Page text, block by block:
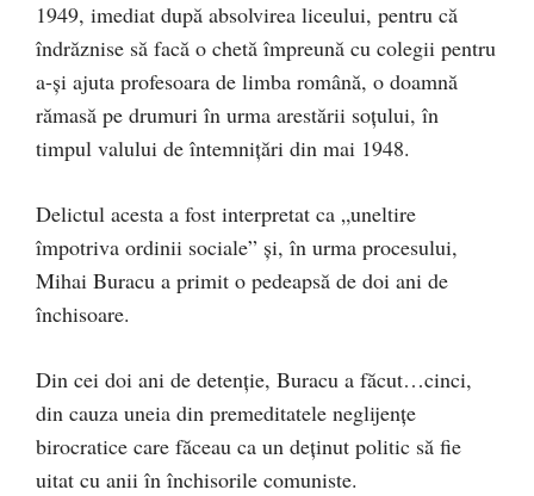
1949, imediat după absolvirea liceului, pentru că
îndrăznise să facă o chetă împreună cu colegii pentru
a-şi ajuta profesoara de limba română, o doamnă
rămasă pe drumuri în urma arestării soțului, în
timpul valului de întemnițări din mai 1948.
Delictul acesta a fost interpretat ca „uneltire
împotriva ordinii sociale” și, în urma procesului,
Mihai Buracu a primit o pedeapsă de doi ani de
închisoare.
Din cei doi ani de detenţie, Buracu a făcut…cinci,
din cauza uneia din premeditatele neglijențe
birocratice care făceau ca un deținut politic să fie
uitat cu anii în închisorile comuniste.